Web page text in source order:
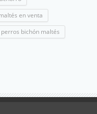
en venta
bichón maltés